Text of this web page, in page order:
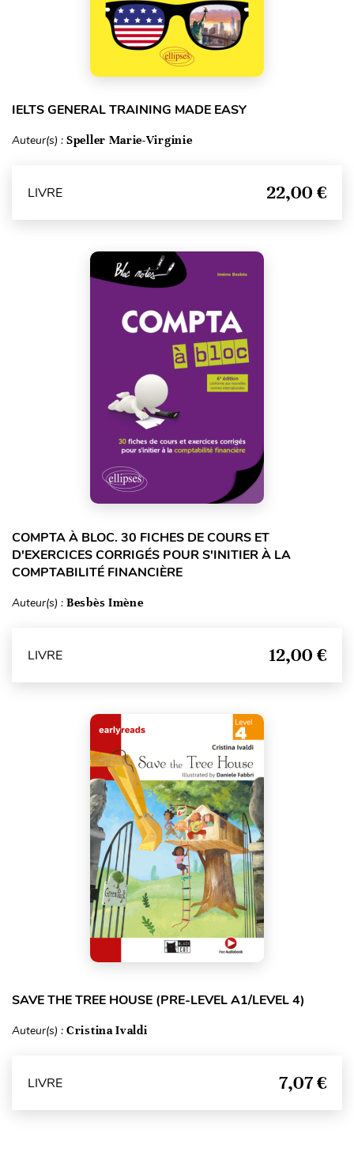
IELTS GENERAL TRAINING MADE EASY
Auteur(s) : Speller Marie-Virginie
LIVRE 22,00 €
COMPTA À BLOC. 30 FICHES DE COURS ET
D'EXERCICES CORRIGÉS POUR S'INITIER À LA
COMPTABILITÉ FINANCIÈRE
Auteur(s) : Besbès Imène
LIVRE 12,00 €
SAVE THE TREE HOUSE (PRE-LEVEL A1/LEVEL 4)
Auteur(s) : Cristina Ivaldi
LIVRE 7,07 €